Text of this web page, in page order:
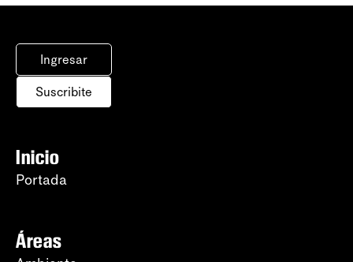
Ingresar
Suscribite
Inicio
Portada
Áreas